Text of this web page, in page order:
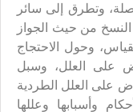
وتطرق إلى سائر
النسخ من حيث الجواز
وحول الاحتجاج
على العلل، وسبل
على العلل الطردية
وأسبابها وعللها